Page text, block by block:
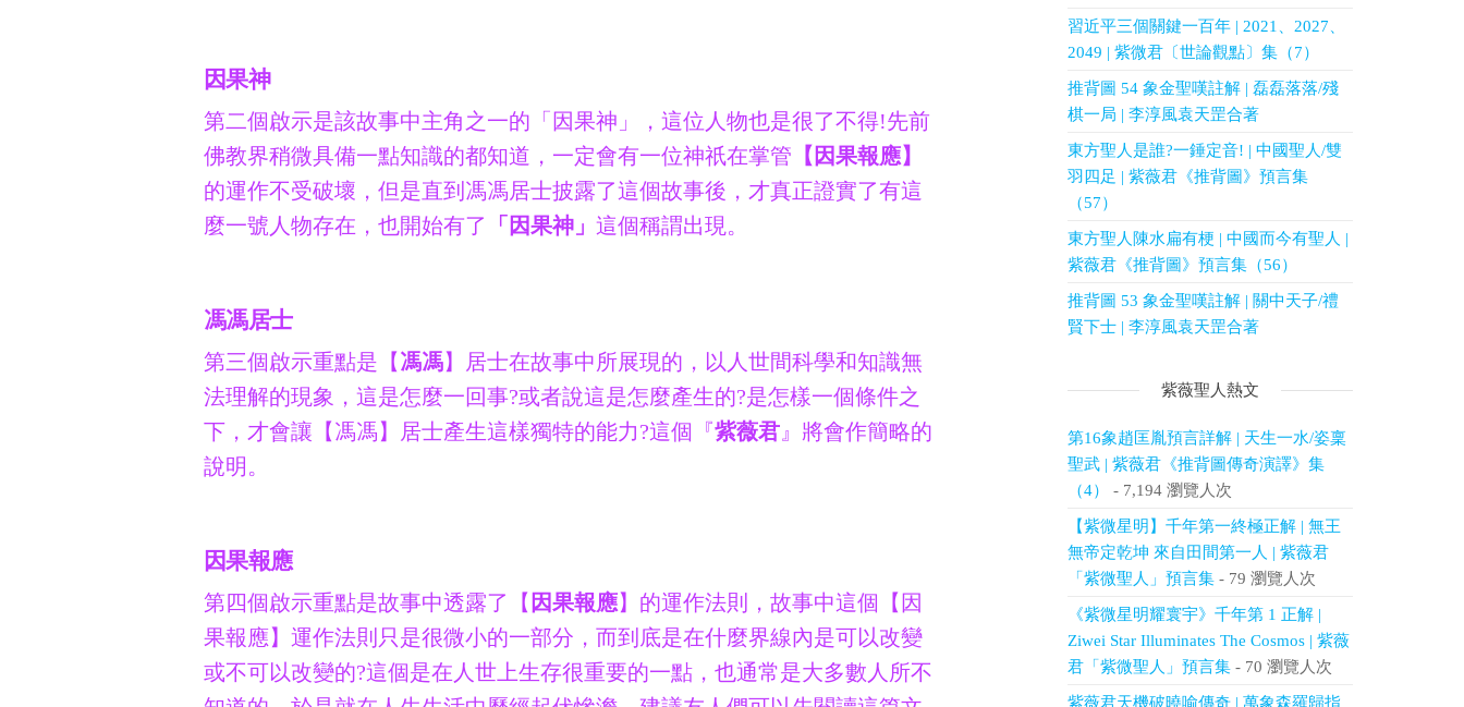
因果神
第二個啟示是該故事中主角之一的「因果神」，這位人物也是很了不得!先前
佛教界稍微具備一點知識的都知道，一定會有一位神祇在掌管 【因果報應】
的運作不受破壞，但是直到馮馮居士披露了這個故事後，才真正證實了有這
麼一號人物存在，也開始有了
「因果神」 這個稱謂出現。
馮馮居士
第三個啟示重點是【馮馮】居士在故事中所展現的，以人世間科學和知識無
法理解的現象，這是怎麼一回事?或者說這是怎麼產生的?是怎樣一個條件之
下，才會讓【馮馮】居士產生這樣獨特的能力?這個『紫薇君』將會作簡略的
說明。
因果報應
第四個啟示重點是故事中透露了【 因果報應】的運作法則，故事中這個【因
果報應】運作法則只是很微小的一部分，而到底是在什麼界線內是可以改變
或不可以改變的?這個是在人世上生存很重要的一點，也通常是大多數人所不
習近平三個關鍵一百年 | 2021、2027、
2049 | 紫微君〔世論觀點〕集（7）
推背圖 54 象金聖嘆註解 | 磊磊落落/殘
棋一局 | 李淳風袁天罡合著
東方聖人是誰?一錘定音! | 中國聖人/雙
羽四足 | 紫薇君《推背圖》預言集
（57）
東方聖人陳水扁有梗 | 中國而今有聖人 |
紫薇君《推背圖》預言集（56）
推背圖 53 象金聖嘆註解 | 關中天子/禮
賢下士 | 李淳風袁天罡合著
紫薇聖人熱文
第16象趙匡胤預言詳解 | 天生一水/姿稟
聖武 | 紫薇君《推背圖傳奇演譯》集
（4）
- 7,194 瀏覽人次
【紫微星明】千年第一終極正解 | 無王
無帝定乾坤 來自田間第一人 | 紫薇君
「紫微聖人」預言集- 79 瀏覽人次
《紫微星明耀寰宇》千年第 1 正解 |
Ziwei Star Illuminates The Cosmos | 紫薇
君「紫微聖人」預言集- 70 瀏覽人次
紫薇君天機破曉喻傳奇 | 萬象森羅歸指